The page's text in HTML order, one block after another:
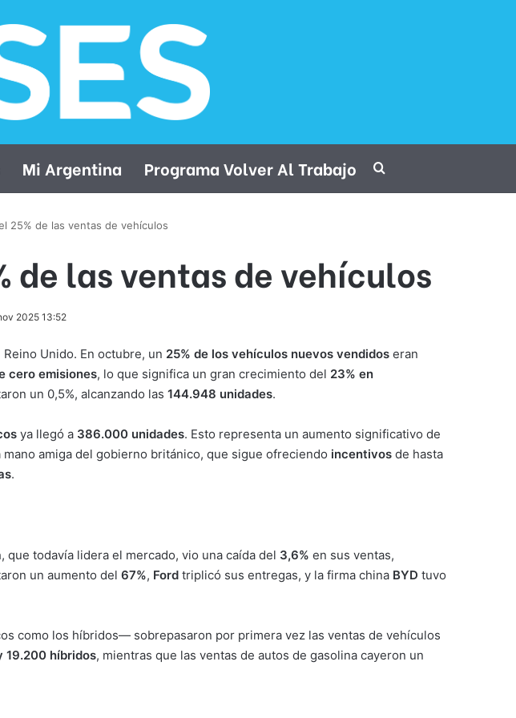
Mi Argentina Programa Volver Al Trabajo
25% de las ventas de vehículos
de las ventas de vehículos
2025 13:52
Unido. En octubre, un 25% de los vehículos nuevos vendidos eran
cero emisiones, lo que significa un gran crecimiento del 23% en
un 0,5%, alcanzando las 144.948 unidades.
ya llegó a 386.000 unidades. Esto representa un aumento significativo de
amiga del gobierno británico, que sigue ofreciendo incentivos de hasta
.
, que todavía lidera el mercado, vio una caída del 3,6% en sus ventas,
un aumento del 67%, Ford triplicó sus entregas, y la firma china BYD tuvo
como los híbridos— sobrepasaron por primera vez las ventas de vehículos
19.200 híbridos, mientras que las ventas de autos de gasolina cayeron un